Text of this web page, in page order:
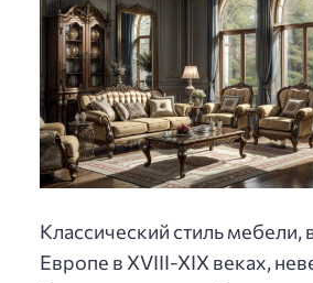
Классический стиль мебели,
Европе в XVIII-XIX веках,